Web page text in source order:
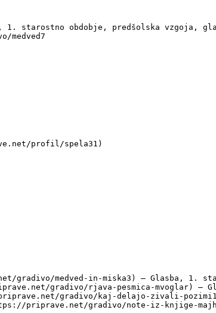
1. starostno obdobje, predšolska vzgoja,
profil/spela31)
gradivo/medved-in-miska3) — Glasba, 1.
gradivo/rjava-pesmica-mvoglar) —
gradivo/kaj-delajo-zivali-
priprave.net/gradivo/note-iz-knjige-